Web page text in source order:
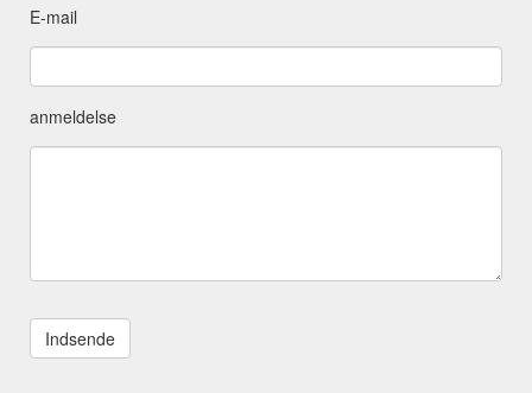
E-mail
anmeldelse